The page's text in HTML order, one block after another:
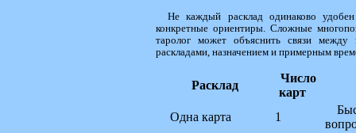
Не каждый расклад одинаково
конкретные ориентиры. Сложные
таролог может объяснить связи между
раскладами, назначением и примерным
Расклад
Число
карт
Одна карта
1